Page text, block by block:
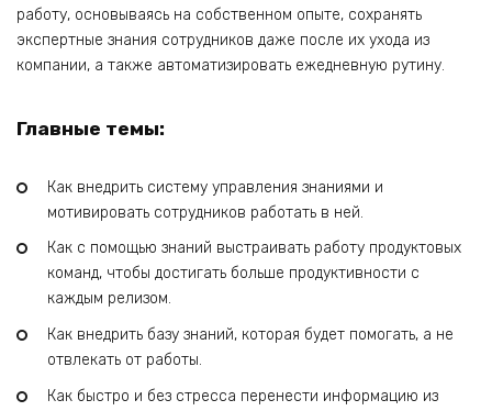
работу, основываясь на собственном опыте, сохранять
экспертные знания сотрудников даже после их ухода из
компании, а также автоматизировать ежедневную рутину.
Главные темы:
Как внедрить систему управления знаниями и
мотивировать сотрудников работать в ней.
Как с помощью знаний выстраивать работу продуктовых
команд, чтобы достигать больше продуктивности с
каждым релизом.
Как внедрить базу знаний, которая будет помогать, а не
отвлекать от работы.
Как быстро и без стресса перенести информацию из